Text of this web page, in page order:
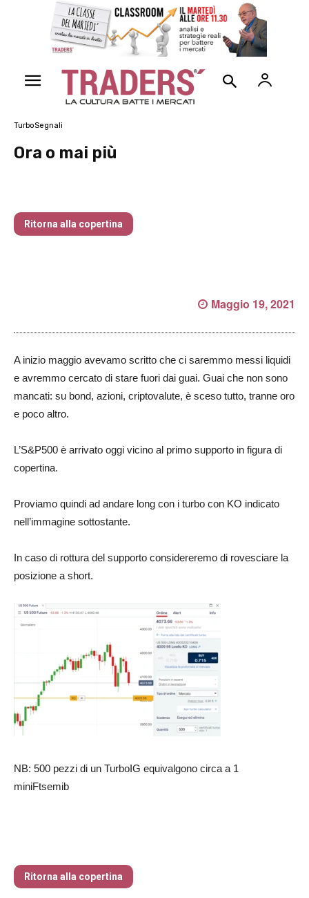
TurboSegnali
Ora o mai più
Ritorna alla copertina
Maggio 19, 2021
A inizio maggio avevamo scritto che ci saremmo messi liquidi
e avremmo cercato di stare fuori dai guai. Guai che non sono
mancati: su bond, azioni, criptovalute, è sceso tutto, tranne oro
e poco altro.
L’S&P500 è arrivato oggi vicino al primo supporto in figura di
copertina.
Proviamo quindi ad andare long con i turbo con KO indicato
nell’immagine sottostante.
In caso di rottura del supporto considereremo di rovesciare la
posizione a short.
NB: 500 pezzi di un TurboIG equivalgono circa a 1
miniFtsemib
Ritorna alla copertina